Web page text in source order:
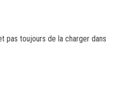
pas toujours de la charger dans